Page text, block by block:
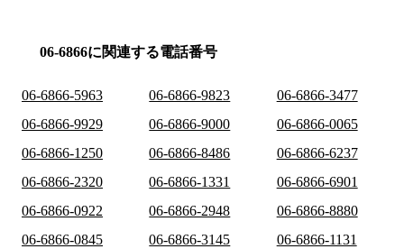
06-6866に関連する電話番号
06-6866-5963 06-6866-9823
06-6866-3477
06-6866-9929
06-6866-9000
06-6866-0065
06-6866-1250
06-6866-8486
06-6866-6237
06-6866-2320
06-6866-1331
06-6866-6901
06-6866-0922
06-6866-2948
06-6866-8880
06-6866-0845
06-6866-3145
06-6866-1131